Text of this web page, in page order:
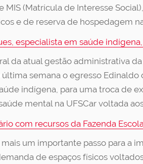
(Matrícula de Interesse
e de reserva de hospedagem
especialista em saúde
da atual gestão administrativa
semana o egresso
indígena, para uma troca de
mental na UFSCar voltada
com recursos da Fazenda
um importante passo para
de espaços físicos